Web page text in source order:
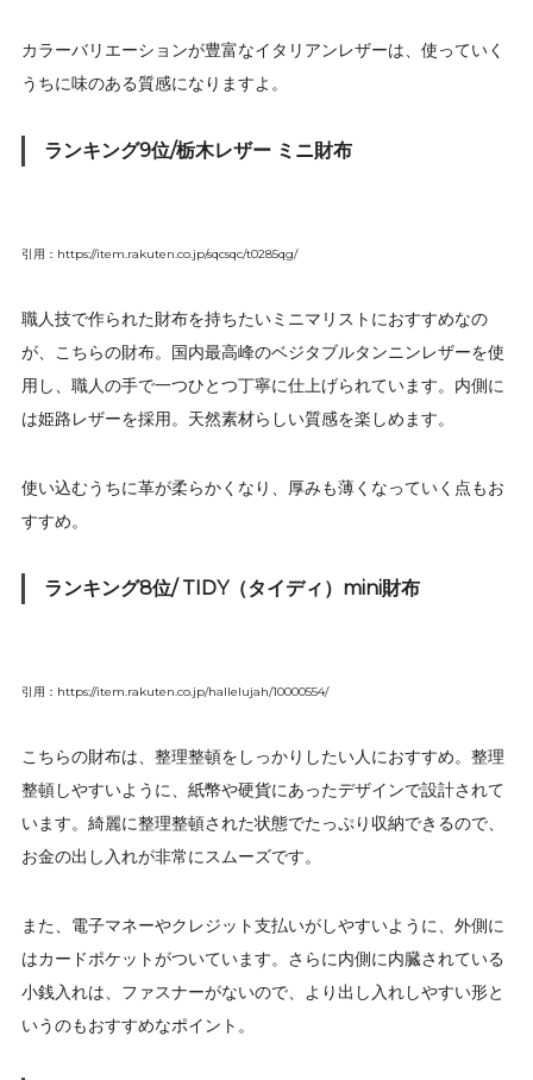
カラーバリエーションが豊富なイタリアンレザーは、使っていく
うちに味のある質感になりますよ。
ランキング9位/栃木レザー ミニ財布
引用：https://item.rakuten.co.jp/sqcsqc/t0285qg/
職人技で作られた財布を持ちたいミニマリストにおすすめなの
が、こちらの財布。国内最高峰のベジタブルタンニンレザーを使
用し、職人の手で一つひとつ丁寧に仕上げられています。内側に
は姫路レザーを採用。天然素材らしい質感を楽しめます。
使い込むうちに革が柔らかくなり、厚みも薄くなっていく点もお
すすめ。
ランキング8位/ TIDY（タイディ）mini財布
引用：https://item.rakuten.co.jp/hallelujah/10000554/
こちらの財布は、整理整頓をしっかりしたい人におすすめ。整理
整頓しやすいように、紙幣や硬貨にあったデザインで設計されて
います。綺麗に整理整頓された状態でたっぷり収納できるので、
お金の出し入れが非常にスムーズです。
また、電子マネーやクレジット支払いがしやすいように、外側に
はカードポケットがついています。さらに内側に内臓されている
小銭入れは、ファスナーがないので、より出し入れしやすい形と
いうのもおすすめなポイント。